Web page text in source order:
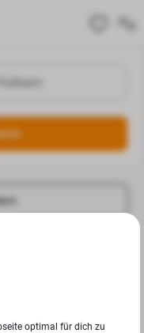
optimal für dich zu